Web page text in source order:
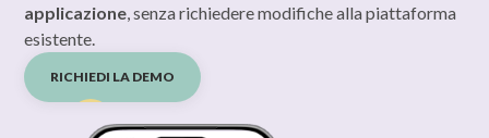
applicazione , senza richiedere modifiche alla piattaforma
esistente.
RICHIEDI LA DEMO